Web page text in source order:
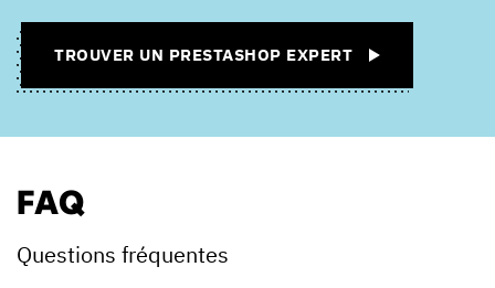
TROUVER UN PRESTASHOP EXPERT
FAQ
Questions fréquentes